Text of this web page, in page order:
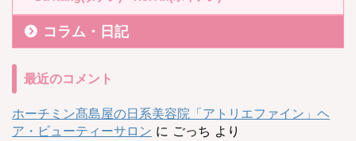
コラム・日記
最近のコメント
ホーチミン髙島屋の日系美容院「アトリエファイン」ヘ
ア・ビューティーサロン に ごっち より